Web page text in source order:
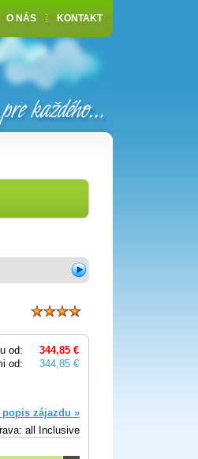
od:
344,85 €
od:
344,85 €
zájazdu »
all Inclusive
O NÁS KONTAKT